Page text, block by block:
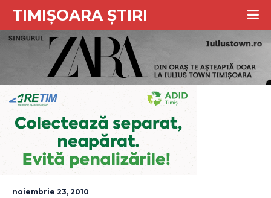
TIMIȘOARA ȘTIRI
noiembrie 23, 2010